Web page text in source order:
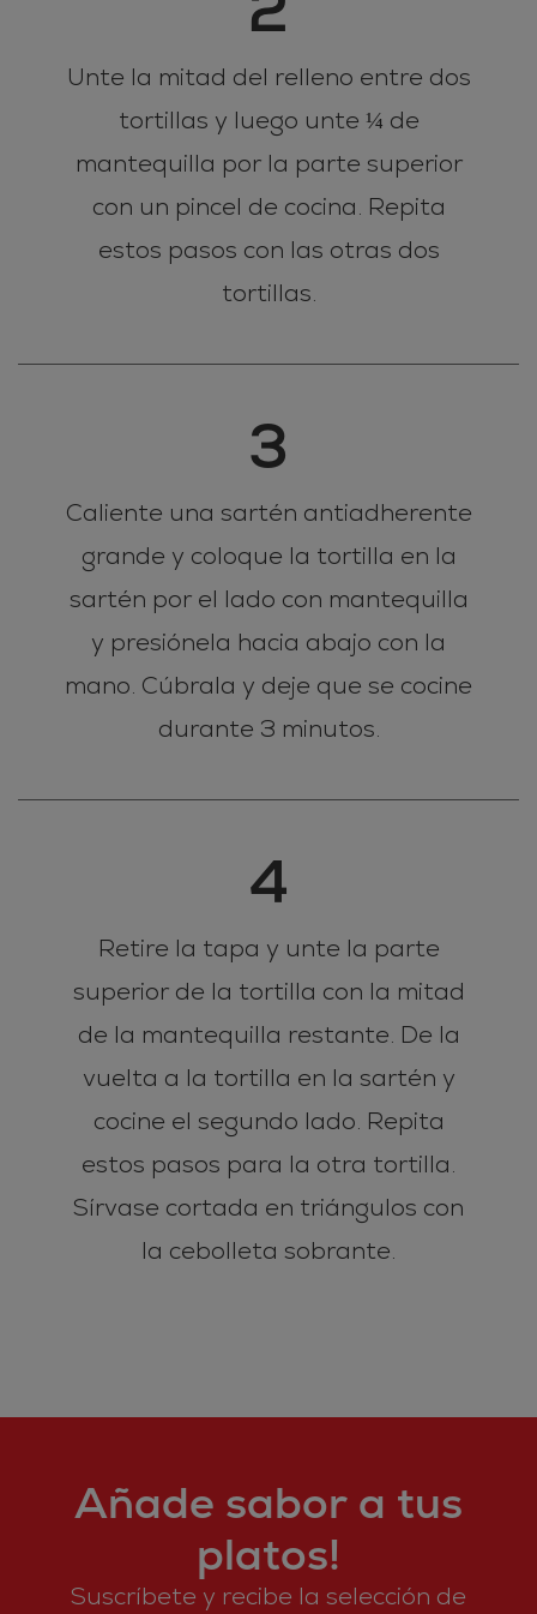
Unte la mitad del relleno entre dos
tortillas y luego unte ¼ de
mantequilla por la parte superior
con un pincel de cocina. Repita
estos pasos con las otras dos
tortillas.
3
Caliente una sartén antiadherente
grande y coloque la tortilla en la
sartén por el lado con mantequilla
y presiónela hacia abajo con la
mano. Cúbrala y deje que se cocine
durante 3 minutos.
4
Retire la tapa y unte la parte
superior de la tortilla con la mitad
de la mantequilla restante. De la
vuelta a la tortilla en la sartén y
cocine el segundo lado. Repita
estos pasos para la otra tortilla.
Sírvase cortada en triángulos con
la cebolleta sobrante.
Añade sabor a tus
platos!
Suscríbete y recibe la selección de